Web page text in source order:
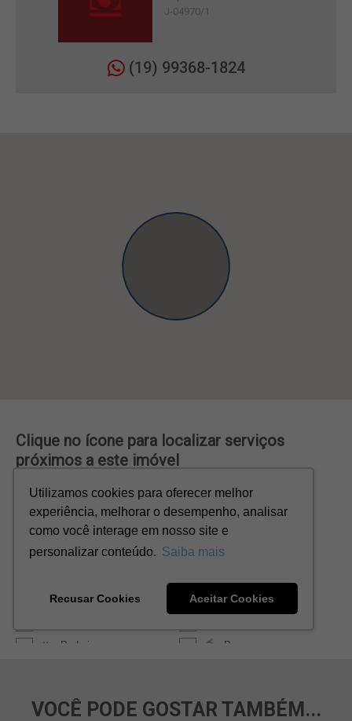
J-04970/1
(19) 99368-1824
VOCÊ PODE GOSTAR TAMBÉM...